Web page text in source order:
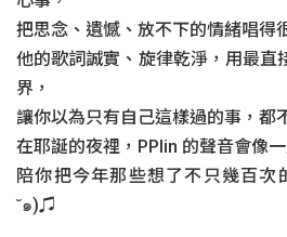
把思念、遺憾、放不下的情緒唱得
他的歌詞誠實、旋律乾淨，用最直
界，
讓你以為只有自己這樣過的事，都
在耶誕的夜裡，PPlin 的聲音會像
陪你把今年那些想了不只幾百次
˘๑)♫